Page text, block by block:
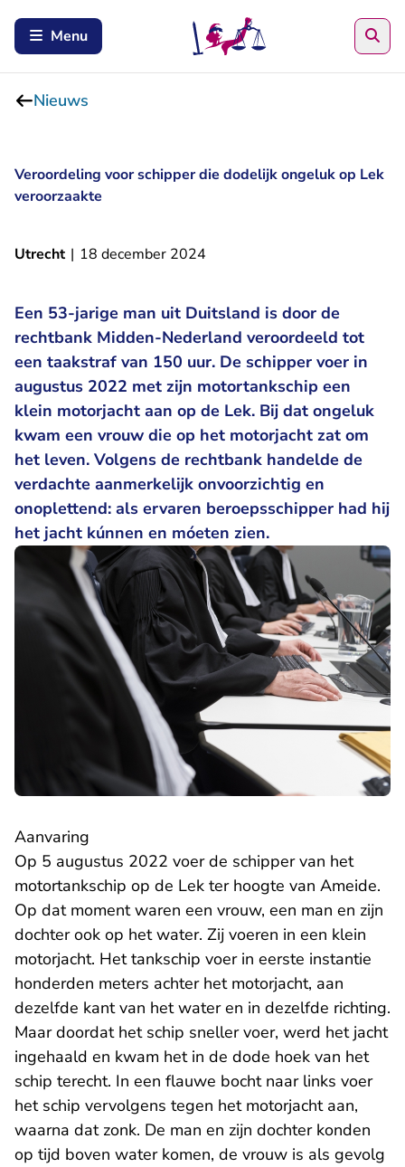
Menu
Nieuws
Veroordeling voor schipper die dodelijk ongeluk op Lek
veroorzaakte
Utrecht | 18 december 2024
Een 53-jarige man uit Duitsland is door de
rechtbank Midden-Nederland veroordeeld tot
een taakstraf van 150 uur. De schipper voer in
augustus 2022 met zijn motortankschip een
klein motorjacht aan op de Lek. Bij dat ongeluk
kwam een vrouw die op het motorjacht zat om
het leven. Volgens de rechtbank handelde de
verdachte aanmerkelijk onvoorzichtig en
onoplettend: als ervaren beroepsschipper had hij
het jacht kúnnen en móeten zien.
Aanvaring
Op 5 augustus 2022 voer de schipper van het
motortankschip op de Lek ter hoogte van Ameide.
Op dat moment waren een vrouw, een man en zijn
dochter ook op het water. Zij voeren in een klein
motorjacht. Het tankschip voer in eerste instantie
honderden meters achter het motorjacht, aan
dezelfde kant van het water en in dezelfde richting.
Maar doordat het schip sneller voer, werd het jacht
ingehaald en kwam het in de dode hoek van het
schip terecht. In een flauwe bocht naar links voer
het schip vervolgens tegen het motorjacht aan,
waarna dat zonk. De man en zijn dochter konden
op tijd boven water komen, de vrouw is als gevolg